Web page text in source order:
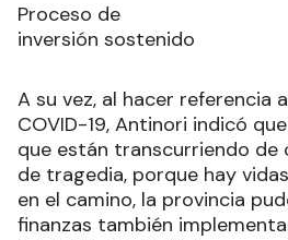
Proceso de
inversión sostenido
A su vez, al hacer referencia
COVID-19, Antinori indicó
que están transcurriendo
de tragedia, porque hay
en el camino, la provincia
finanzas también